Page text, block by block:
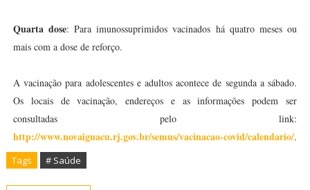
Quarta dose: Para imunossuprimidos vacinados há quatro meses ou
mais com a dose de reforço.
A vacinação para adolescentes e adultos acontece de segunda a sábado.
Os locais de vacinação, endereços e as informações podem ser
consultadas pelo link:
http://www.novaiguacu.rj.gov.br/semus/vacinacao-covid/calendario/.
Tags # Saúde